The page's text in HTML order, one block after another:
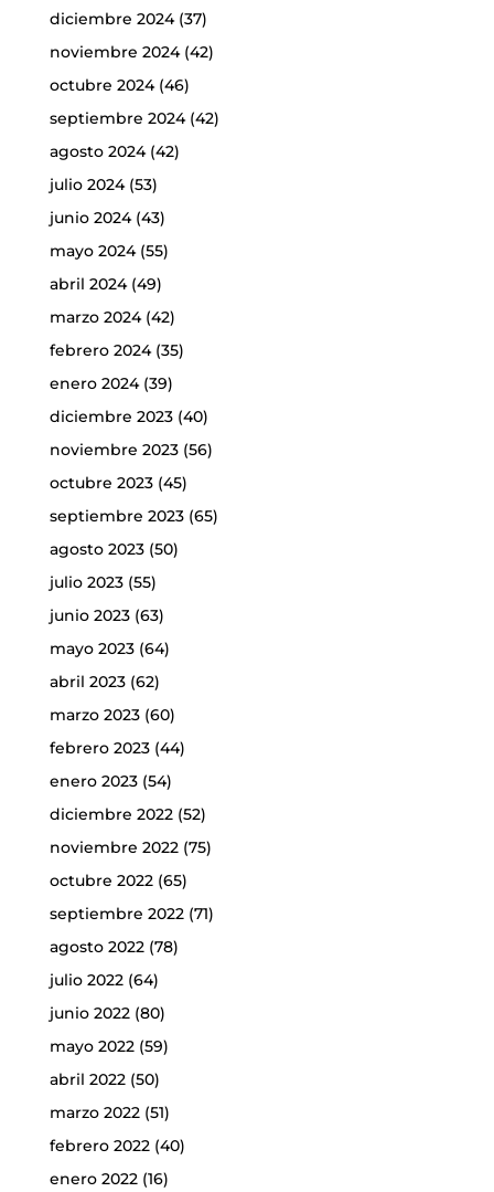
diciembre 2024(37)
noviembre 2024(42)
octubre 2024(46)
septiembre 2024(42)
agosto 2024(42)
julio 2024(53)
junio 2024(43)
mayo 2024(55)
abril 2024(49)
marzo 2024(42)
febrero 2024(35)
enero 2024(39)
diciembre 2023(40)
noviembre 2023(56)
octubre 2023(45)
septiembre 2023(65)
agosto 2023(50)
julio 2023(55)
junio 2023(63)
mayo 2023(64)
abril 2023(62)
marzo 2023(60)
febrero 2023(44)
enero 2023(54)
diciembre 2022(52)
noviembre 2022(75)
octubre 2022(65)
septiembre 2022(71)
agosto 2022(78)
julio 2022(64)
junio 2022(80)
mayo 2022(59)
abril 2022(50)
marzo 2022(51)
febrero 2022(40)
enero 2022(16)